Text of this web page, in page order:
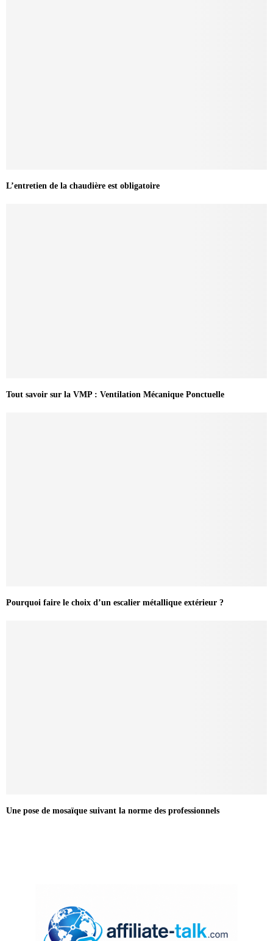
L’entretien de la chaudière est obligatoire
Tout savoir sur la VMP : Ventilation Mécanique Ponctuelle
Pourquoi faire le choix d’un escalier métallique extérieur ?
Une pose de mosaïque suivant la norme des professionnels